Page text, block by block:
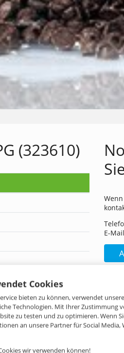
Cookies
bieten zu können, verwendet
Technologien. Mit Ihrer Zustimmung
zu testen und zu optimieren. Wenn
an unsere Partner für Social Media,
wir verwenden können!
(323610)
E-